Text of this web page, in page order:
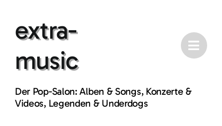
contentextra-
music
Der Pop-Salon: Alben & Songs, Konzerte &
Videos, Legenden & Underdogs